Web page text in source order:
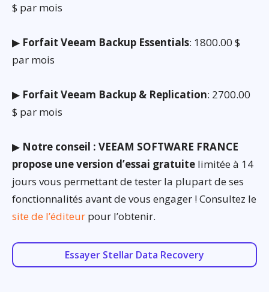
$ par mois
▶ Forfait Veeam Backup Essentials: 1800.00 $
par mois
▶ Forfait Veeam Backup & Replication: 2700.00
$ par mois
▶ Notre conseil : VEEAM SOFTWARE FRANCE
propose une version d’essai gratuite limitée à 14
jours vous permettant de tester la plupart de ses
fonctionnalités avant de vous engager ! Consultez le
site de l’éditeur pour l’obtenir.
Essayer Stellar Data Recovery